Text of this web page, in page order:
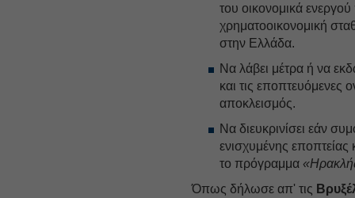
του οικονομικά
χρηματοοικονομική
στην Ελλάδα.
Να λάβει μέτρα ή να
και τις εποπτευόμενες
αποκλεισμός.
Να διευκρινίσει εάν
ενισχυμένης εποπτείας
το πρόγραμμα
Όπως δήλωσε απ' τις